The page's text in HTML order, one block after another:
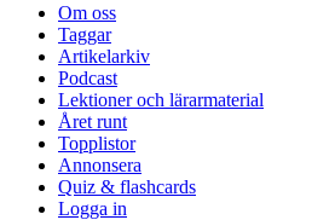
Om oss
Taggar
Artikelarkiv
Podcast
Lektioner och lärarmaterial
Året runt
Topplistor
Annonsera
Quiz & flashcards
Logga in